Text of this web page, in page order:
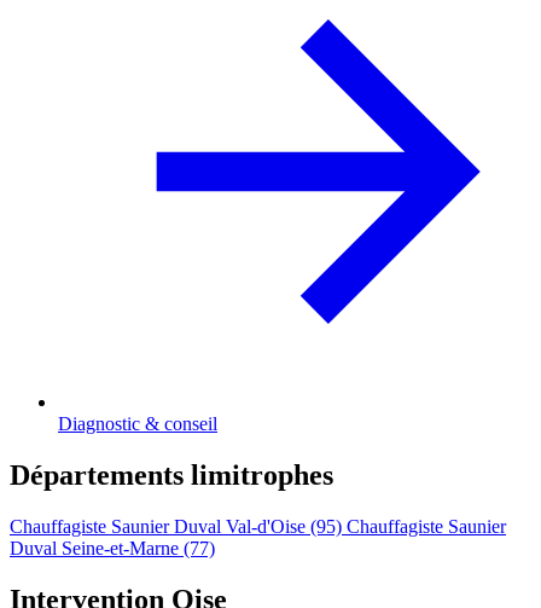
Diagnostic & conseil
Départements limitrophes
Chauffagiste Saunier Duval Val-d'Oise (95) Chauffagiste Saunier
Duval Seine-et-Marne (77)
Intervention Oise